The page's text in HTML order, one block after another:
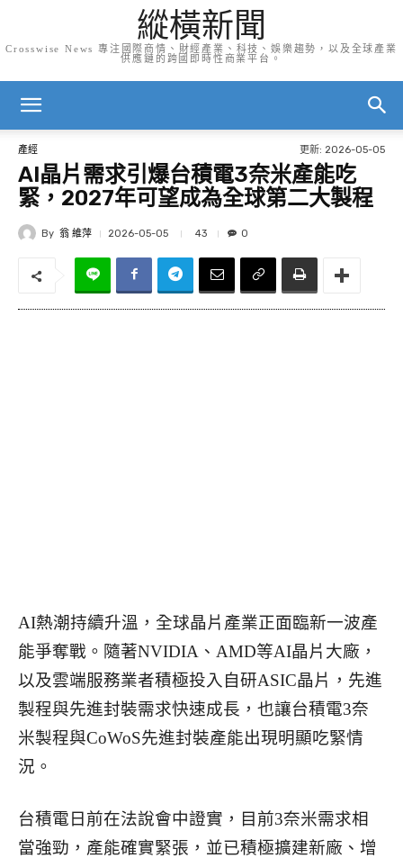
縱橫新聞
Crosswise News 專注國際商情、財經產業、科技、娛樂趨勢，以及全球產業
供應鏈的跨國即時性商業平台。
產經 更新: 2026-05-05
AI晶片需求引爆台積電3奈米產能吃
緊，2027年可望成為全球第二大製程
By 翁 維萍 2026-05-05 43 0
AI熱潮持續升溫，全球晶片產業正面臨新一波產
能爭奪戰。隨著NVIDIA、AMD等AI晶片大廠，
以及雲端服務業者積極投入自研ASIC晶片，先進
製程與先進封裝需求快速成長，也讓台積電3奈
米製程與CoWoS先進封裝產能出現明顯吃緊情
況。
台積電日前在法說會中證實，目前3奈米需求相
當強勁，產能確實緊張，並已積極擴建新廠、增